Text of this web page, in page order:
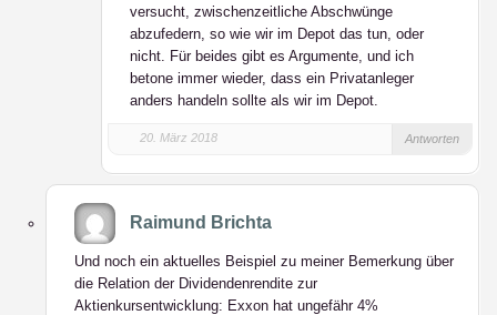
versucht, zwischenzeitliche Abschwünge
abzufedern, so wie wir im Depot das tun, oder
nicht. Für beides gibt es Argumente, und ich
betone immer wieder, dass ein Privatanleger
anders handeln sollte als wir im Depot.
20. März 2018 Antworten
Raimund Brichta
Und noch ein aktuelles Beispiel zu meiner Bemerkung über
die Relation der Dividendenrendite zur
Aktienkursentwicklung: Exxon hat ungefähr 4%